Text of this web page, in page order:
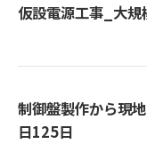
仮設電源工事_大規
制御盤製作から現
日125日